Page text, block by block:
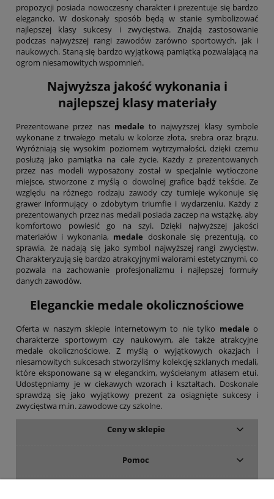
propozycji posiada nowoczesny charakter i prezentuje się bardzo
elegancko. W doskonały sposób będą w stanie symbolizować
najlepszej klasy sukcesy i zwycięstwa. Znajdą zastosowanie
podczas najwyższej rangi zawodów zarówno sportowych, jak i
naukowych. Staną się bardzo wyjątkową pamiątką pozwalającą na
ogrom niesamowitych wspomnień.
Najwyższa jakość wykonania i
najlepszej klasy materiały
Prezentowane przez nas medale to najwyższej klasy symbole
wykonane z trwałego metalu w kolorze złota, srebra oraz brązu.
Wyróżniają się wysokim poziomem wytrzymałości, dzięki czemu
posłużą jako pamiątka na całe życie. Każdy z prezentowanych
przez nas modeli wyposażony został w specjalnie wytłoczone
miejsce, stworzone z myślą o dowolnej grafice bądź tekście. Ze
względu na różnego rodzaju zawody czy turnieje wykonuje się
grawer informujący o zdobytym triumfie i wydarzeniu. Każdy z
prezentowanych przez nas medali posiada zaczep na wstążkę, aby
komfortowo powiesić go na szyi. Dzięki najwyższej jakości
materiałów i wykonania, medale doskonale się prezentują, co
sprawia, że nadają się jako symbol najwyższej rangi zwycięstw.
Charakteryzują się bardzo atrakcyjnymi walorami estetycznymi, co
pozwala na zachowanie profesjonalizmu i najlepszej formuły
danych zawodów.
Eleganckie medale okolicznościowe
Oferta w naszym sklepie internetowym to nie tylko medale o
charakterze sportowym czy naukowym, ale także atrakcyjne
medale okolicznościowe. Z myślą o wyjątkowych okazjach i
niesamowitych sukcesach stworzyliśmy kolekcję szklanych medali,
które eksponowane są w eleganckim, wyściełanym atłasem etui.
Udostępniamy je w ciekawych wzorach i kształtach. Doskonale
sprawdzą się jako wyjątkowy prezent za osiągnięte sukcesy i
zwycięstwa m.in. zawodowe czy szkolne.
Ceny w sklepie
Pomoc